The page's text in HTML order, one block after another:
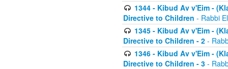
1344 - Kibud Av v'Eim -
Directive to Children - Rabbi
1345 - Kibud Av v'Eim -
Directive to Children - 2 -
1346 - Kibud Av v'Eim -
Directive to Children - 3 -